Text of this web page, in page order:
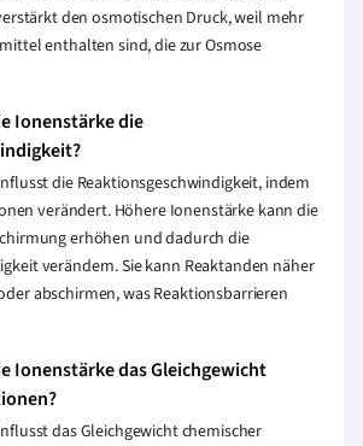
den osmotischen Druck, weil mehr
enthalten sind, die zur Osmose
Ionenstärke die
die Reaktionsgeschwindigkeit, indem
verändert. Höhere Ionenstärke kann die
erhöhen und dadurch die
verändern. Sie kann Reaktanden näher
abschirmen, was Reaktionsbarrieren
Ionenstärke das Gleichgewicht
das Gleichgewicht chemischer